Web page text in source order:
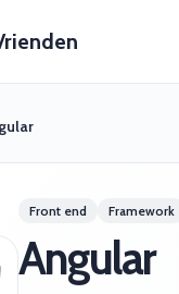
Front end Framework
Angular